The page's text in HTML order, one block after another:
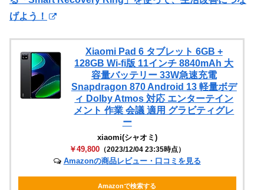
げよう！
Xiaomi Pad 6 タブレット 6GB +
128GB Wi-fi版 11インチ 8840mAh 大
容量バッテリー 33W急速充電
Snapdragon 870 Android 13 軽量ボデ
ィ Dolby Atmos 対応 エンターテイン
メント 作業 会議 適用 グラビティグレ
ー
xiaomi(シャオミ)
￥49,800 （2023/12/04 23:35時点）
Amazonの商品レビュー・口コミを見る
Amazonで検索する